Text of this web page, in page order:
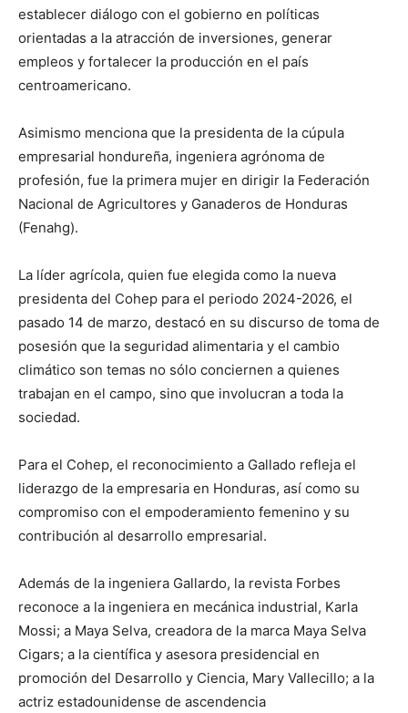
establecer diálogo con el gobierno en políticas
orientadas a la atracción de inversiones, generar
empleos y fortalecer la producción en el país
centroamericano.
Asimismo menciona que la presidenta de la cúpula
empresarial hondureña, ingeniera agrónoma de
profesión, fue la primera mujer en dirigir la Federación
Nacional de Agricultores y Ganaderos de Honduras
(Fenahg).
La líder agrícola, quien fue elegida como la nueva
presidenta del Cohep para el periodo 2024-2026, el
pasado 14 de marzo, destacó en su discurso de toma de
posesión que la seguridad alimentaria y el cambio
climático son temas no sólo conciernen a quienes
trabajan en el campo, sino que involucran a toda la
sociedad.
Para el Cohep, el reconocimiento a Gallado refleja el
liderazgo de la empresaria en Honduras, así como su
compromiso con el empoderamiento femenino y su
contribución al desarrollo empresarial.
Además de la ingeniera Gallardo, la revista Forbes
reconoce a la ingeniera en mecánica industrial, Karla
Mossi; a Maya Selva, creadora de la marca Maya Selva
Cigars; a la científica y asesora presidencial en
promoción del Desarrollo y Ciencia, Mary Vallecillo; a la
actriz estadounidense de ascendencia